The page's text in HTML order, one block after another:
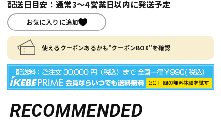
配送日目安：通常3～4営業日以内に発送予定
お気に入りに追加
使えるクーポンあるかも"クーポンBOX"を確認
RECOMMENDED